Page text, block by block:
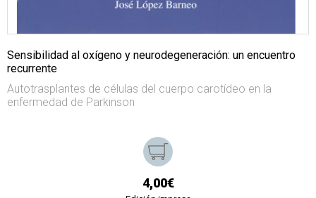
Sensibilidad al oxígeno y neurodegeneración: un encuentro
recurrente
Autotrasplantes de células del cuerpo carotídeo en la
enfermedad de Parkinson
4,00€